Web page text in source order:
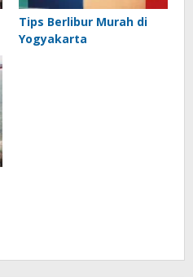
Tips Berlibur Murah di
Yogyakarta